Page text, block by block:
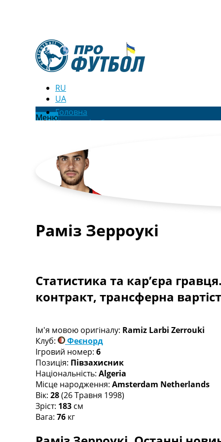
RU
UA
МенюГоловна
Новини футболу
Футбольні трансфери
Останні коментарі
Конкурс прогнозів
Логін
Рейтінги
Турніри
Чемпіонат Світу
Англія. Прем’єр-Ліга
Іспанія. Ла Ліга
Ще Турніри >>>
Чемпіонат Світу. Турнирні таблиці
Таблиця УПЛ
Перша Ліга
Таблиця АПЛ
Таблиця Ла Ліги
Таблиця Ліги Чемпіонів
Всі таблиці >>>
Рейтинги
Рейтинг ФІФА
Раміз Зерроукі
Статистика та кар’єра
контракт, трансферна
Ім'я мовою оригіналу: Ramiz Larbi Zerrouki
Клуб:
Феєнорд
Ігровий номер: 6
Позиція: Півзахисник
Національність: Algeria
Місце народження: Amsterdam Netherlands
Вік: 28(26 Травня 1998)
Зріст: 183 см
Вага: 76 кг